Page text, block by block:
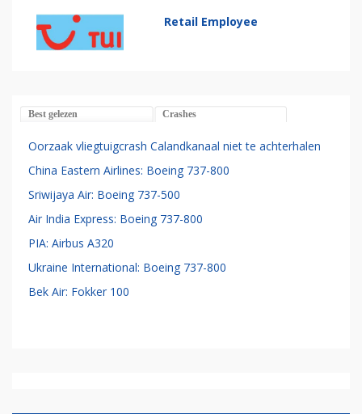
Retail Employee
Best gelezen Crashes
Oorzaak vliegtuigcrash Calandkanaal niet te achterhalen
China Eastern Airlines: Boeing 737-800
Sriwijaya Air: Boeing 737-500
Air India Express: Boeing 737-800
PIA: Airbus A320
Ukraine International: Boeing 737-800
Bek Air: Fokker 100